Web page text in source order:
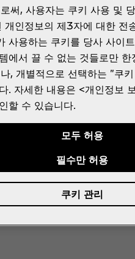
서 취수된 강원평창수는 깨끗
써, 사용자는 쿠키 사용 및
개인정보의 제3자에 대한 전
사용하는 쿠키를 당사 사이
에서 끌 수 없는 것들로만 한
, 개별적으로 선택하는 "쿠
. 자세한 내용은 <개인정보
할 수 있습니다.
모두 허용
필수만 허용
쿠키 관리